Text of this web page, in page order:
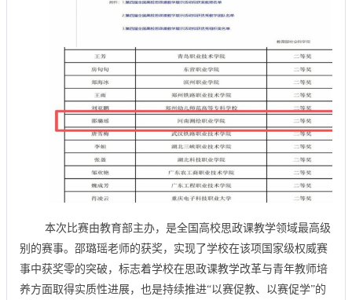
本次比赛由教育部主办，是全国高校思政课教学领域最高级
别的赛事。邵璐瑶老师的获奖，实现了学校在该项国家级权威赛
事中获奖零的突破，标志着学校在思政课教学改革与青年教师培
养方面取得实质性进展，也是持续推进“以赛促教、以赛促学”的